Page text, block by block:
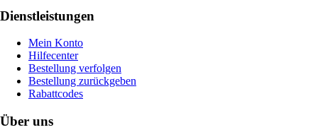
Dienstleistungen
Mein Konto
Hilfecenter
Bestellung verfolgen
Bestellung zurückgeben
Rabattcodes
Über uns